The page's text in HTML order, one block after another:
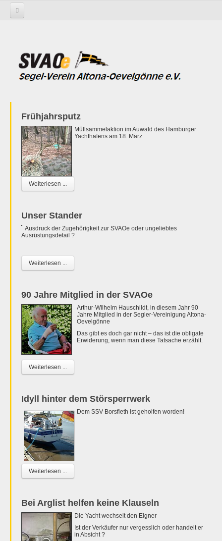
Frühjahrsputz
Müllsammelaktion im Auwald des Hamburger
Yachthafens am 18. März
Weiterlesen ...
Unser Stander
Ausdruck der Zugehörigkeit zur SVAOe oder ungeliebtes
Ausrüstungsdetail ?
Weiterlesen ...
90 Jahre Mitglied in der SVAOe
Arthur-Wilhelm Hauschildt, in diesem Jahr 90
Jahre Mitglied in der Segler-Vereinigung Altona-
Oevelgönne
Das gibt es doch gar nicht – das ist die obligate
Erwiderung, wenn man diese Tatsache erzählt.
Weiterlesen ...
Idyll hinter dem Störsperrwerk
Dem SSV Borsfleth ist geholfen worden!
Weiterlesen ...
Bei Arglist helfen keine Klauseln
Die Yacht wechselt den Eigner
Ist der Verkäufer nur vergesslich oder handelt er
in Absicht ?